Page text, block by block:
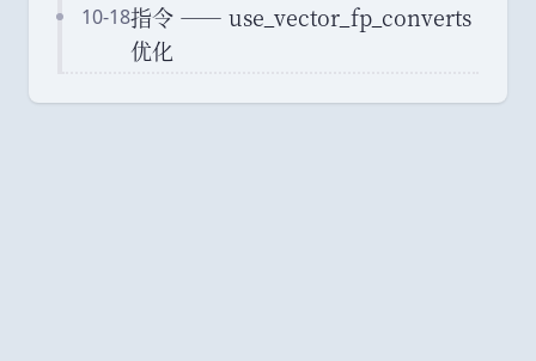
10-18指令 —— use_vector_fp_converts
优化